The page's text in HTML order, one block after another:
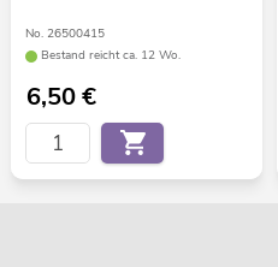
No. 26500415
Bestand reicht ca. 12 Wo.
6,50€